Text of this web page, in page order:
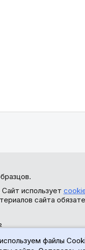
Сайт использует
сайта
файлы